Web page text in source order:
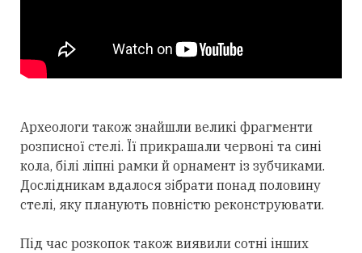
Археологи також знайшли великі фрагменти
розписної стелі. Її прикрашали червоні та сині
кола, білі ліпні рамки й орнамент із зубчиками.
Дослідникам вдалося зібрати понад половину
стелі, яку планують повністю реконструювати.
Під час розкопок також виявили сотні інших